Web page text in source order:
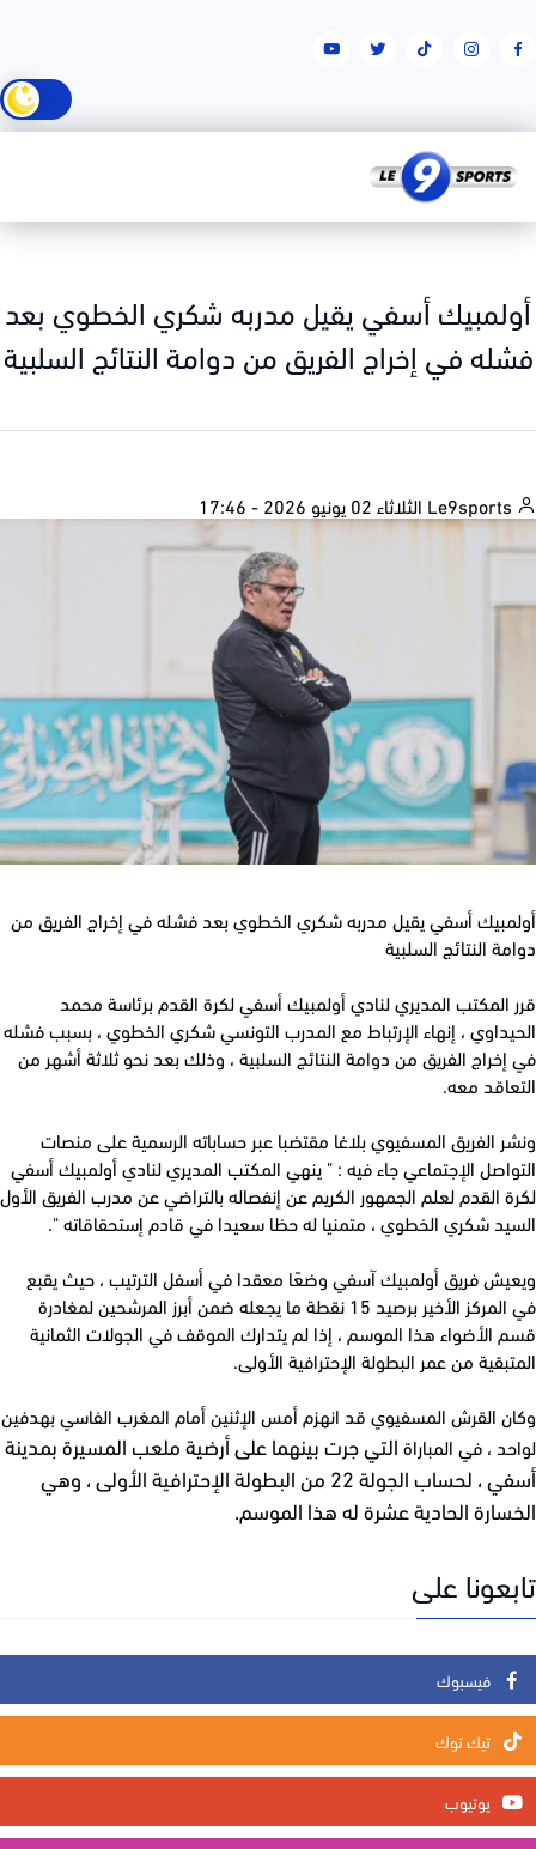
أسفي يقيل مدربه شكري الخطوي بعد
في إخراج الفريق من دوامة النتائج السلبية
الثلاثاء 02 يونيو 2026 - 17:46
أسفي يقيل مدربه شكري الخطوي بعد فشله في إخراج الفريق من
النتائج السلبية
المكتب المديري لنادي أولمبيك أسفي لكرة القدم برئاسة محمد
، إنهاء الإرتباط مع المدرب التونسي شكري الخطوي ، بسبب فشله
الفريق من دوامة النتائج السلبية ، وذلك بعد نحو ثلاثة أشهر من
معه.
الفريق المسفيوي بلاغا مقتضبا عبر حساباته الرسمية على منصات
الإجتماعي جاء فيه : " ينهي المكتب المديري لنادي أولمبيك أسفي
القدم لعلم الجمهور الكريم عن إنفصاله بالتراضي عن مدرب الفريق الأول
شكري الخطوي ، متمنيا له حظا سعيدا في قادم إستحقاقاته ".
فريق أولمبيك آسفي وضعًا معقدا في أسفل الترتيب ، حيث يقبع
في المركز الأخير برصيد 15 نقطة ما يجعله ضمن أبرز المرشحين لمغادرة
الأضواء هذا الموسم ، إذا لم يتدارك الموقف في الجولات الثمانية
من عمر البطولة الإحترافية الأولى.
القرش المسفيوي قد انهزم أمس الإثنين أمام المغرب الفاسي بهدفين
، في المباراةالتي جرت بينهما على أرضية ملعب المسيرة بمدينة
أسفي ، لحساب الجولة 22 من البطولة الإحترافية الأولى ، وهي
الحادية عشرة له هذا الموسم.
على
فيسبوك
تيك توك
يوتيوب